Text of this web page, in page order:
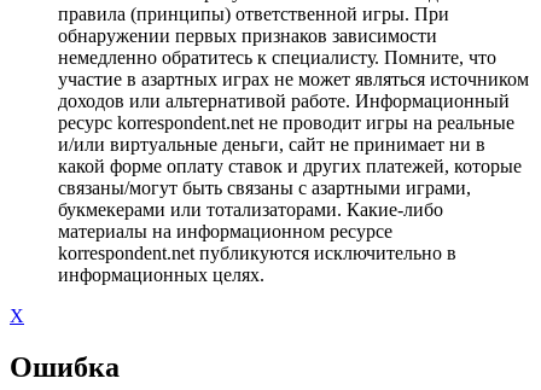
правила (принципы) ответственной игры. При
обнаружении первых признаков зависимости
немедленно обратитесь к специалисту. Помните, что
участие в азартных играх не может являться источником
доходов или альтернативой работе. Информационный
ресурс korrespondent.net не проводит игры на реальные
и/или виртуальные деньги, сайт не принимает ни в
какой форме оплату ставок и других платежей, которые
связаны/могут быть связаны с азартными играми,
букмекерами или тотализаторами. Какие-либо
материалы на информационном ресурсе
korrespondent.net публикуются исключительно в
информационных целях.
X
Ошибка